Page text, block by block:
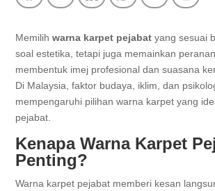
Memilihwarna karpet pejabat yang sesuai
soal estetika, tetapi juga memainkan
membentuk imej profesional dan suasana
Di Malaysia, faktor budaya, iklim, dan
mempengaruhi pilihan warna karpet yang
pejabat.
Kenapa Warna Karpet
Penting?
Warna karpet pejabat memberi kesan